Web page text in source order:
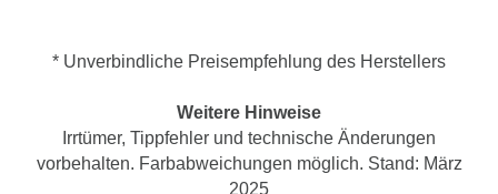
* Unverbindliche Preisempfehlung des Herstellers
Weitere Hinweise
Irrtümer, Tippfehler und technische Änderungen
vorbehalten. Farbabweichungen möglich. Stand: März
2025